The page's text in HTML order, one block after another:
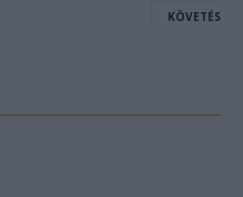
KÖVETÉS